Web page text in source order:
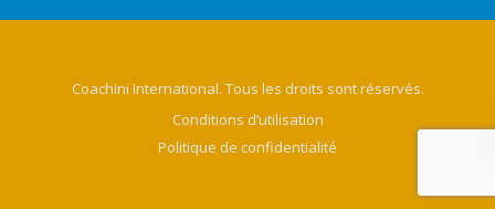
Coachini International. Tous les droits sont réservés.
Conditions d’utilisation
Politique de confidentialité